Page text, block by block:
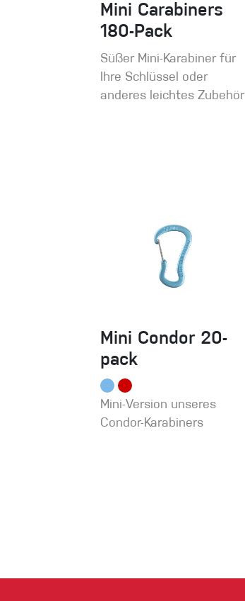
Mini Carabiners
180-Pack
Süßer Mini-Karabiner für
Ihre Schlüssel oder
anderes leichtes Zubehör
Mini Condor 20-
pack
Mini-Version unseres
Condor-Karabiners